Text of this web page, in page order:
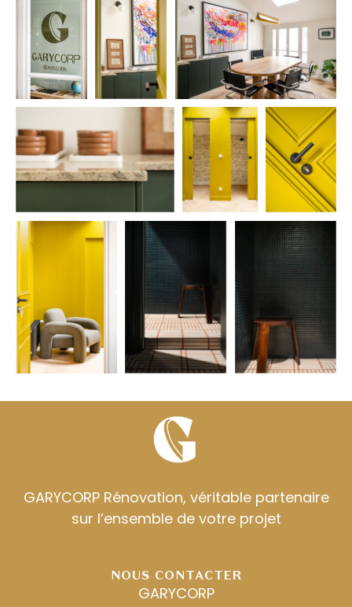
GARYCORP Rénovation, véritable partenaire
sur l’ensemble de votre projet
NOUS CONTACTER
GARYCORP